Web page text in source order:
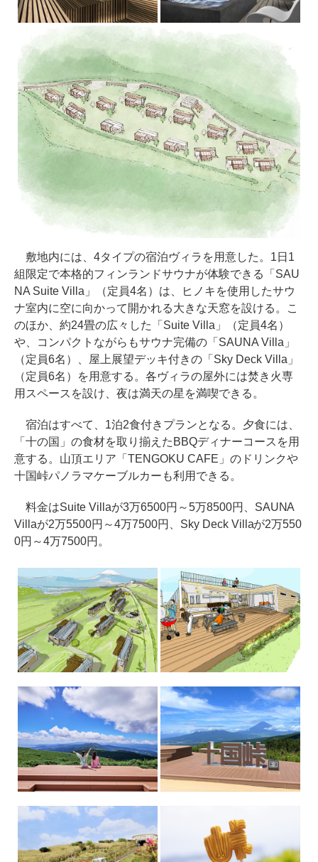
敷地内には、4タイプの宿泊ヴィラを用意した。1日1
組限定で本格的フィンランドサウナが体験できる「SAU
NA Suite Villa」（定員4名）は、ヒノキを使用したサウ
ナ室内に空に向かって開かれる大きな天窓を設ける。こ
のほか、約24畳の広々した「Suite Villa」（定員4名）
や、コンパクトながらもサウナ完備の「SAUNA Villa」
（定員6名）、屋上展望デッキ付きの「Sky Deck Villa」
（定員6名）を用意する。各ヴィラの屋外には焚き火専
用スペースを設け、夜は満天の星を満喫できる。
宿泊はすべて、1泊2食付きプランとなる。夕食には、
「十の国」の食材を取り揃えたBBQディナーコースを用
意する。山頂エリア「TENGOKU CAFE」のドリンクや
十国峠パノラマケーブルカーも利用できる。
料金はSuite Villaが3万6500円～5万8500円、SAUNA
Villaが2万5500円～4万7500円、Sky Deck Villaが2万550
0円～4万7500円。